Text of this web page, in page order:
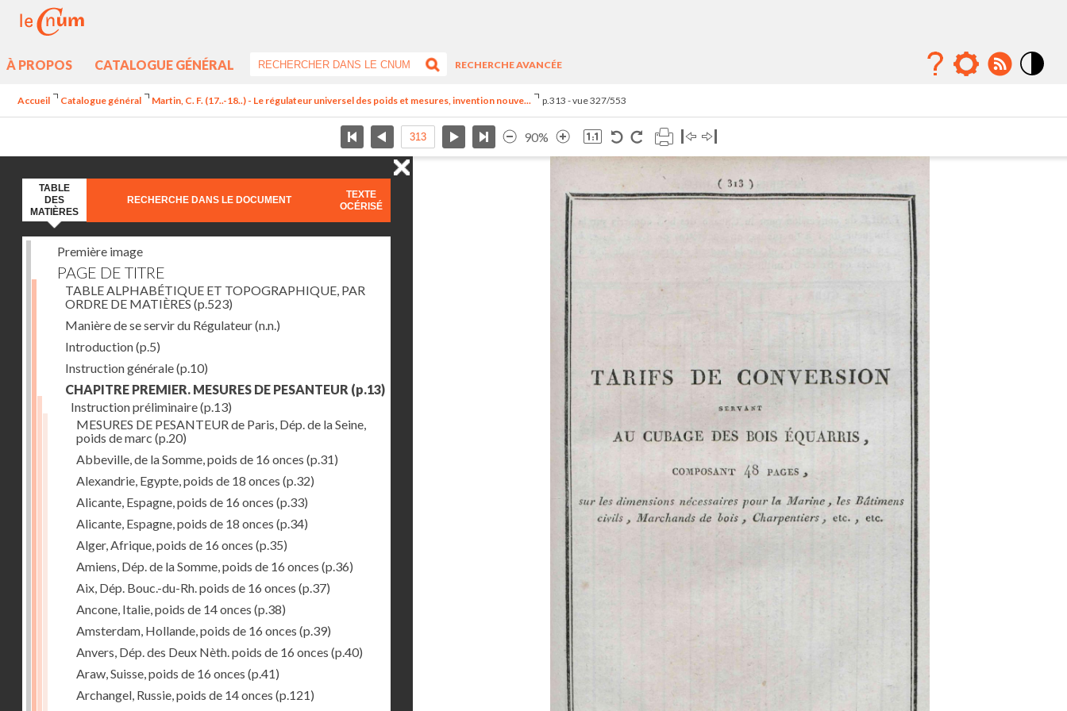
À PROPOS CATALOGUE GÉNÉRAL
RECHERCHE AVANCÉE
Accueil Catalogue général Martin, C. F. (17..-18..) - Le régulateur universel des poids et mesures, invention nouve... p.313 - vue 327/553
90%
TABLE
DES
MATIÈRES
RECHERCHE DANS LE DOCUMENT
TEXTE
OCÉRISÉ
Première image
PAGE DE TITRE
TABLE ALPHABÉTIQUE ET TOPOGRAPHIQUE, PAR
ORDRE DE MATIÈRES (p.523)
Manière de se servir du Régulateur(n.n.)
Introduction(p.5)
Instruction générale(p.10)
CHAPITRE PREMIER. MESURES DE PESANTEUR (p.13)
Instruction préliminaire(p.13)
MESURES DE PESANTEUR de Paris, Dép. de la Seine,
poids de marc (p.20)
Abbeville, de la Somme, poids de 16 onces (p.31)
Alexandrie, Egypte, poids de 18 onces (p.32)
Alicante, Espagne, poids de 16 onces (p.33)
Alicante, Espagne, poids de 18 onces (p.34)
Alger, Afrique, poids de 16 onces (p.35)
Amiens, Dép. de la Somme, poids de 16 onces (p.36)
Aix, Dép. Bouc.-du-Rh. poids de 16 onces (p.37)
Ancone, Italie, poids de 14 onces (p.38)
Amsterdam, Hollande, poids de 16 onces (p.39)
Anvers, Dép. des Deux Nèth. poids de 16 onces (p.40)
Araw, Suisse, poids de 16 onces (p.41)
Archangel, Russie, poids de 14 onces (p.121)